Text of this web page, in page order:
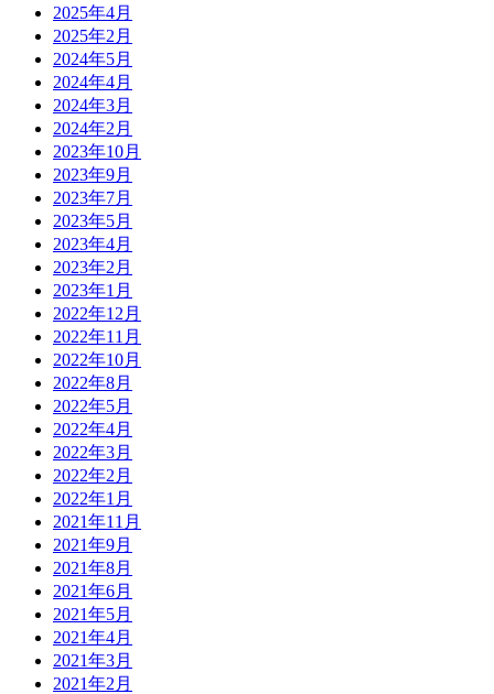
2025年4月
2025年2月
2024年5月
2024年4月
2024年3月
2024年2月
2023年10月
2023年9月
2023年7月
2023年5月
2023年4月
2023年2月
2023年1月
2022年12月
2022年11月
2022年10月
2022年8月
2022年5月
2022年4月
2022年3月
2022年2月
2022年1月
2021年11月
2021年9月
2021年8月
2021年6月
2021年5月
2021年4月
2021年3月
2021年2月